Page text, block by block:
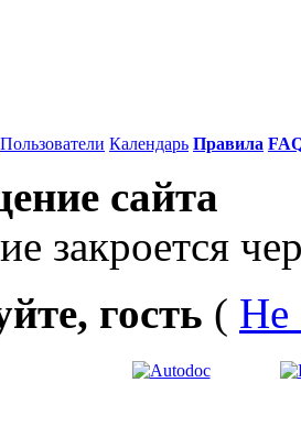
Пользователи Календарь Правила
сайта
закроется
гость ( Не